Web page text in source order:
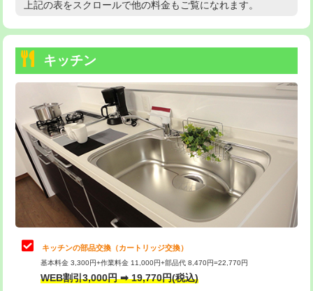
持込商品取付（普通便座⇔温水洗浄便
22,000円
給水管工事※（ホール加工)
給水管工事※（バンド止め) 3,300円
給水管工事※（支持金具設置) 5,500円
給水管工事※（保温材使用（バンド止
め込み）)
5,500円
給水管工事※（土の掘削・埋め戻し作
11,000円
給水管工事※（塩ビ管（VP・HI）使
用/3ｍまで)
給水管工事※（塩ビ管（VP・HI）使
高度高圧洗浄換 現地調査
トーラー機使用/3mまで
追加トーラー機使用/3m超え +3,300円
カメラ調査 33,000円
桝清掃 8,800円
止水・漏水調査・防水処理・清掃・修
理・調整・分解・加工など（軽作業）
11,000円
止水・漏水調査・防水処理・清掃・修
理・調整・分解・加工など（中作業）
22,000円
止水・漏水調査・防水処理・清掃・修
理・調整・分解・加工など（重作業）
33,000円
上記の表をスクロールで他の料金もご覧になれます。
キッチン
キッチンの部品交換（カートリッジ交換）
基本料金 3,300円+作業料金 11,000円+部品代 8,470円=22,770円
WEB割引3,000円 ➡ 19,770円(税込)